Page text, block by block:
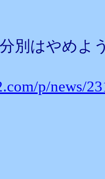
別はやめよ
p/news/